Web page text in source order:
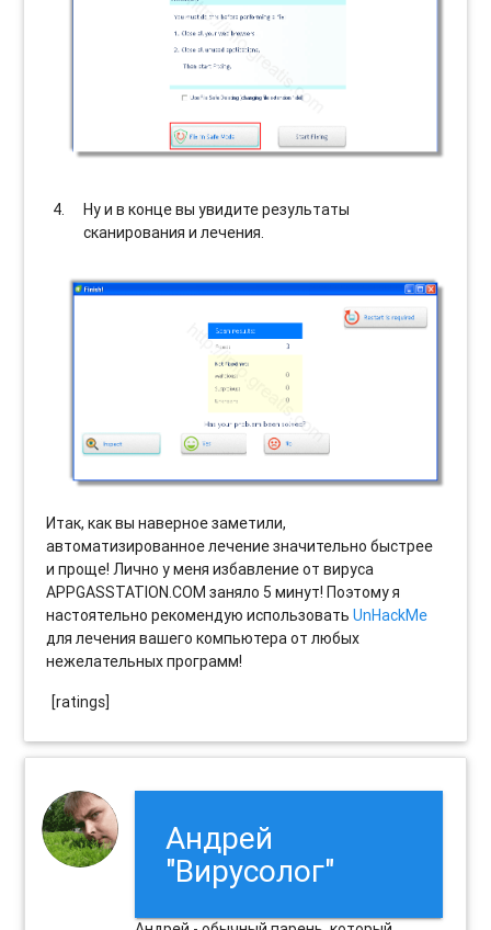
Ну и в конце вы увидите результаты
сканирования и лечения.
Итак, как вы наверное заметили,
автоматизированное лечение значительно быстрее
и проще! Лично у меня избавление от вируса
APPGASSTATION.COM заняло 5 минут! Поэтому я
настоятельно рекомендую использоватьUnHackMe
для лечения вашего компьютера от любых
нежелательных программ!
[ratings]
Андрей
"Вирусолог"